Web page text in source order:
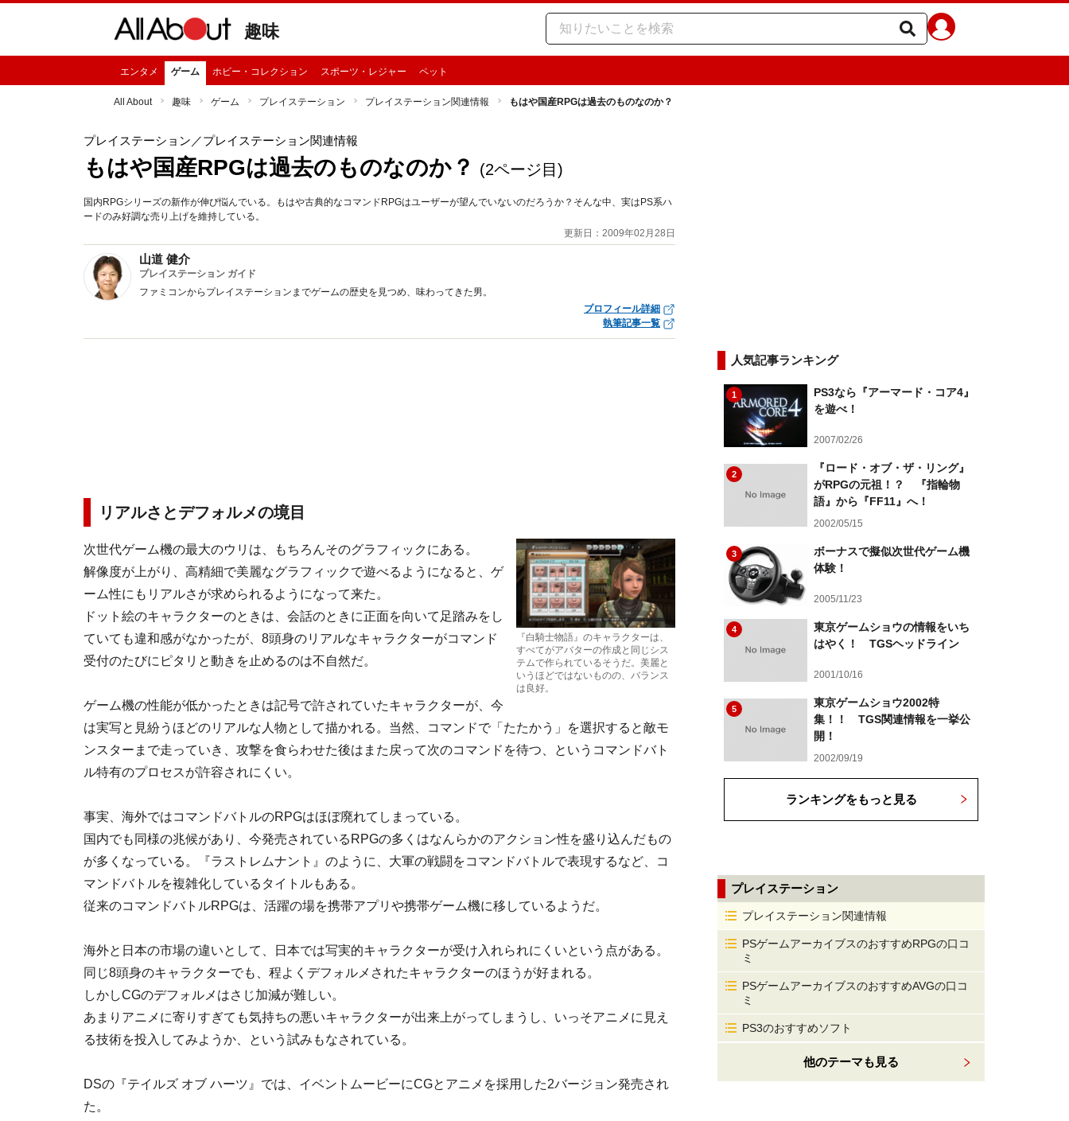
趣味
エンタメ ゲーム ホビー・コレクション スポーツ・レジャー ペット
All About 趣味 ゲーム プレイステーション プレイステーション関連情報 もはや国産RPGは過去のものなのか？
プレイステーション ／プレイステーション関連情報
もはや国産RPGは過去のものなのか？ (2ページ目)
国内RPGシリーズの新作が伸び悩んでいる。もはや古典的なコマンドRPGはユーザーが望んでいないのだろうか？そんな中、実はPS系ハ
ードのみ好調な売り上げを維持している。
更新日：2009年02月28日
山道 健介
プレイステーション ガイド
ファミコンからプレイステーションまでゲームの歴史を見つめ、味わってきた男。
プロフィール詳細
執筆記事一覧
リアルさとデフォルメの境目
『白騎士物語』のキャラクターは、
すべてがアバターの作成と同じシス
テムで作られているそうだ。美麗と
いうほどではないものの、バランス
は良好。
次世代ゲーム機の最大のウリは、もちろんそのグラフィックにある。
解像度が上がり、高精細で美麗なグラフィックで遊べるようになると、ゲ
ーム性にもリアルさが求められるようになって来た。
ドット絵のキャラクターのときは、会話のときに正面を向いて足踏みをし
ていても違和感がなかったが、8頭身のリアルなキャラクターがコマンド
受付のたびにピタリと動きを止めるのは不自然だ。
ゲーム機の性能が低かったときは記号で許されていたキャラクターが、今
は実写と見紛うほどのリアルな人物として描かれる。当然、コマンドで「たたかう」を選択すると敵モ
ンスターまで走っていき、攻撃を食らわせた後はまた戻って次のコマンドを待つ、というコマンドバト
ル特有のプロセスが許容されにくい。
事実、海外ではコマンドバトルのRPGはほぼ廃れてしまっている。
国内でも同様の兆候があり、今発売されているRPGの多くはなんらかのアクション性を盛り込んだもの
が多くなっている。『ラストレムナント』のように、大軍の戦闘をコマンドバトルで表現するなど、コ
マンドバトルを複雑化しているタイトルもある。
従来のコマンドバトルRPGは、活躍の場を携帯アプリや携帯ゲーム機に移しているようだ。
海外と日本の市場の違いとして、日本では写実的キャラクターが受け入れられにくいという点がある。
同じ8頭身のキャラクターでも、程よくデフォルメされたキャラクターのほうが好まれる。
しかしCGのデフォルメはさじ加減が難しい。
あまりアニメに寄りすぎても気持ちの悪いキャラクターが出来上がってしまうし、いっそアニメに見え
る技術を投入してみようか、という試みもなされている。
DSの『テイルズ オブ ハーツ』では、イベントムービーにCGとアニメを採用した2バージョン発売され
た。
人気記事ランキング
1
PS3なら『アーマード・コア4』
を遊べ！
2007/02/26
2
『ロード・オブ・ザ・リング』
がRPGの元祖！？ 『指輪物
語』から『FF11』へ！
2002/05/15
3
ボーナスで擬似次世代ゲーム機
体験！
2005/11/23
4
東京ゲームショウの情報をいち
はやく！ TGSヘッドライン
2001/10/16
5
東京ゲームショウ2002特
集！！ TGS関連情報を一挙公
開！
2002/09/19
ランキングをもっと見る
プレイステーション
プレイステーション関連情報
PSゲームアーカイブスのおすすめRPGの口コ
ミ
PSゲームアーカイブスのおすすめAVGの口コ
ミ
PS3のおすすめソフト
他のテーマも見る